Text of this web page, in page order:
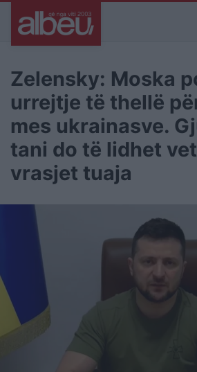
Zelensky: Moska
urrejtje të thellë
mes ukrainasve.
tani do të lidhet
vrasjet tuaja